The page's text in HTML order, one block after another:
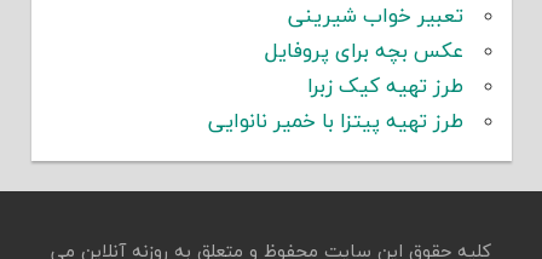
تعبیر خواب شیرینی
عکس بچه برای پروفایل
طرز تهیه کیک زبرا
طرز تهیه پیتزا با خمیر نانوایی
کلیه حقوق این سایت محفوظ و متعلق به روزنه آنلاین می